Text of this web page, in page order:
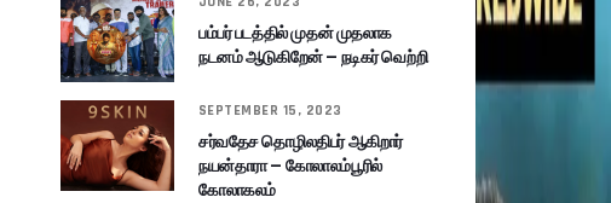
பம்பர் படத்தில் முதன் முதலாக
நடனம் ஆடுகிறேன் – நடிகர் வெற்றி
SEPTEMBER 15, 2023
சர்வதேச தொழிலதிபர் ஆகிறார்
நயன்தாரா – கோலாலம்பூரில்
கோலாகலம்